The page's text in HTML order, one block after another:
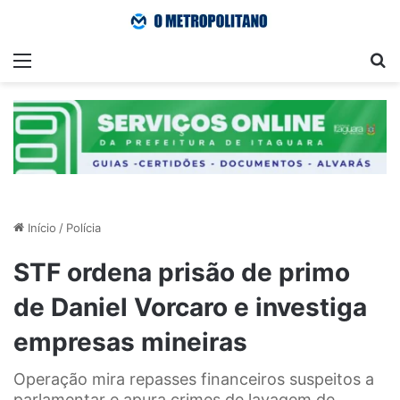
Menu
Início / Polícia
STF ordena prisão de primo
de Daniel Vorcaro e investiga
empresas mineiras
Operação mira repasses financeiros suspeitos a